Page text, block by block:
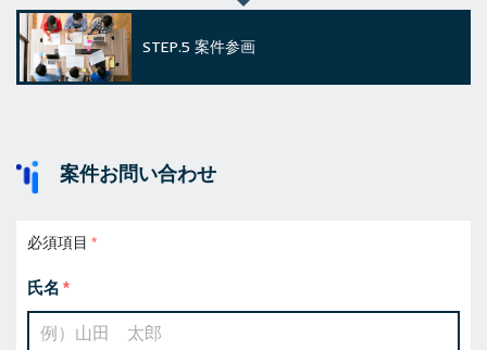
STEP.5 案件参画
案件お問い合わせ
必須項目
氏名